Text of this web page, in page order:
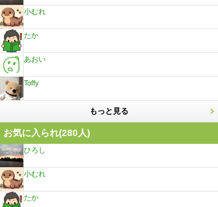
小むれ
たか
あおい
Toffy
もっと見る
お気に入られ(280人)
ひろし
小むれ
たか